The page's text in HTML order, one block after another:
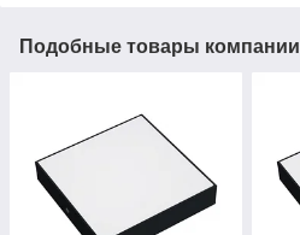
Подобные товары компании